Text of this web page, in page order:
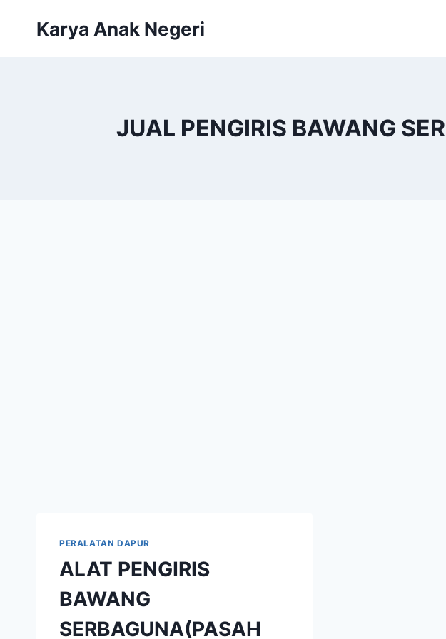
Karya Anak Negeri
JUAL PENGIRIS BAWANG
PERALATAN DAPUR
ALAT PENGIRIS
BAWANG
SERBAGUNA(PASAH